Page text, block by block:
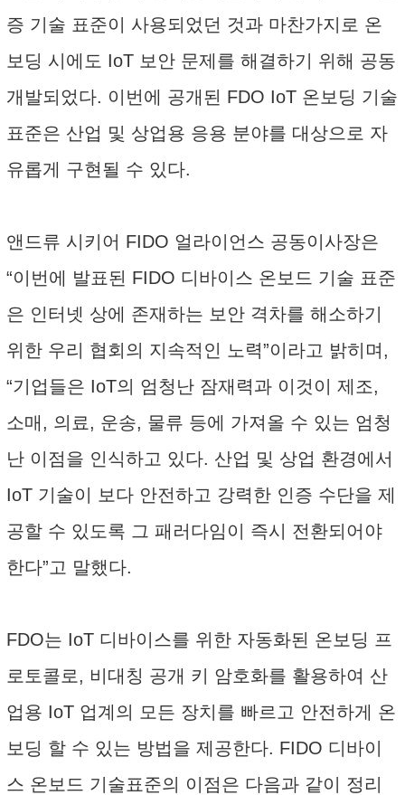
증 기술 표준이 사용되었던 것과 마찬가지로 온
보딩 시에도 IoT 보안 문제를 해결하기 위해 공동
개발되었다. 이번에 공개된 FDO IoT 온보딩 기술
표준은 산업 및 상업용 응용 분야를 대상으로 자
유롭게 구현될 수 있다.
앤드류 시키어 FIDO 얼라이언스 공동이사장은
“이번에 발표된 FIDO 디바이스 온보드 기술 표준
은 인터넷 상에 존재하는 보안 격차를 해소하기
위한 우리 협회의 지속적인 노력”이라고 밝히며,
“기업들은 IoT의 엄청난 잠재력과 이것이 제조,
소매, 의료, 운송, 물류 등에 가져올 수 있는 엄청
난 이점을 인식하고 있다. 산업 및 상업 환경에서
IoT 기술이 보다 안전하고 강력한 인증 수단을 제
공할 수 있도록 그 패러다임이 즉시 전환되어야
한다”고 말했다.
FDO는 IoT 디바이스를 위한 자동화된 온보딩 프
로토콜로, 비대칭 공개 키 암호화를 활용하여 산
업용 IoT 업계의 모든 장치를 빠르고 안전하게 온
보딩 할 수 있는 방법을 제공한다. FIDO 디바이
스 온보드 기술표준의 이점은 다음과 같이 정리